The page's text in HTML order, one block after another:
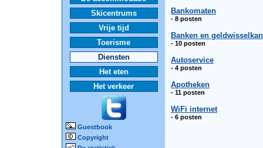
Skicentrums
Vrije tijd
Toerisme
Diensten
Het eten
Het verkeer
Guestbook
Copyright
Bankomaten
- 8 posten
Banken en
- 10 posten
Autoservice
- 4 posten
Apotheken
- 11 posten
WiFi internet
- 6 posten